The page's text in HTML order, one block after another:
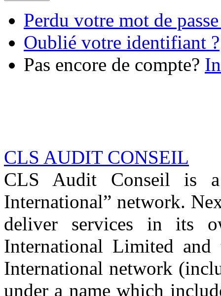
Perdu votre mot de
Oublié votre identifiant ?
Pas encore de compte?
CLS AUDIT CONSEIL
CLS Audit Conseil is
International” network.
deliver services in its
International Limited
International network
under a name which